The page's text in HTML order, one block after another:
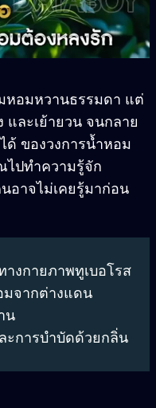
หอมหวานธรรมดา แต่
ละเย้ายวน จนกลาย
ด้ ของวงการน้ำหอม
ไปทำความรู้จัก
อาจไม่เคยรู้มาก่อน
งกายภาพทูเบอโรส
จากต่างแดน
น
ะการบำบัดด้วยกลิ่น